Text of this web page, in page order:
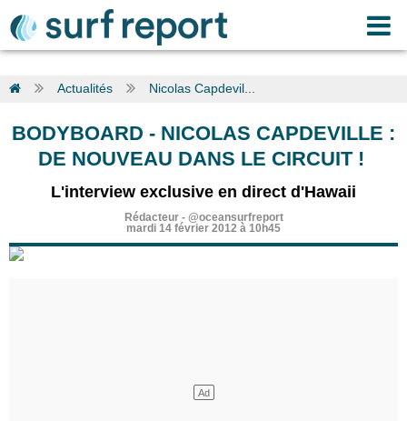
Actualités Nicolas Capdevil...
BODYBOARD - NICOLAS CAPDEVILLE :
DE NOUVEAU DANS LE CIRCUIT !
L'interview exclusive en direct d'Hawaii
Rédacteur- @oceansurfreport
mardi 14 février 2012 à 10h45